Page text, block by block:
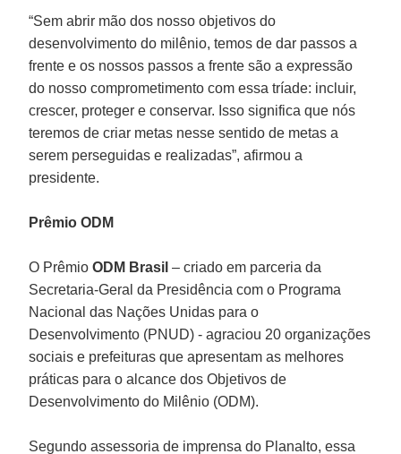
“Sem abrir mão dos nosso objetivos do
desenvolvimento do milênio, temos de dar passos a
frente e os nossos passos a frente são a expressão
do nosso comprometimento com essa tríade: incluir,
crescer, proteger e conservar. Isso significa que nós
teremos de criar metas nesse sentido de metas a
serem perseguidas e realizadas”, afirmou a
presidente.
Prêmio ODM
O PrêmioODM Brasil – criado em parceria da
Secretaria-Geral da Presidência com o Programa
Nacional das Nações Unidas para o
Desenvolvimento (PNUD) - agraciou 20 organizações
sociais e prefeituras que apresentam as melhores
práticas para o alcance dos Objetivos de
Desenvolvimento do Milênio (ODM).
Segundo assessoria de imprensa do Planalto, essa